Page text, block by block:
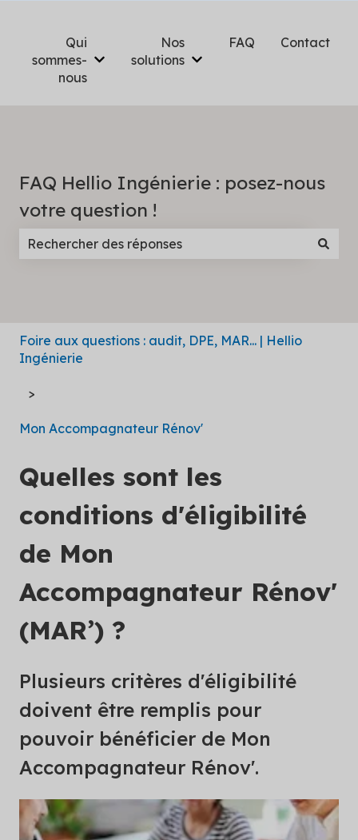
Qui
sommes-
nous
Afficher le sous-menu pour Qui sommes-
Nos
solutions
Afficher le sous-menu
FAQ Contact
FAQ Hellio Ingénierie : posez-nous
votre question !
Foire aux questions : audit, DPE, MAR... | Hellio
Ingénierie
Mon Accompagnateur Rénov'
Quelles sont les
conditions d'éligibilité
de Mon
Accompagnateur Rénov'
(MAR’) ?
Plusieurs critères d'éligibilité
doivent être remplis pour
pouvoir bénéficier de Mon
Accompagnateur Rénov'.